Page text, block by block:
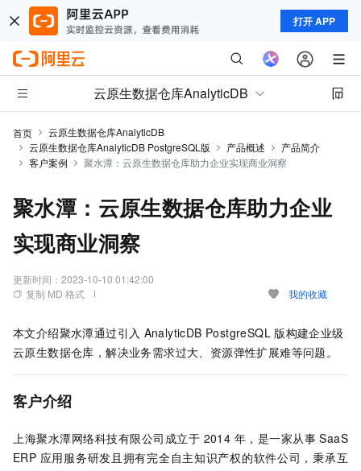
打开 APP
云原生数据仓库AnalyticDB
首页
云原生数据仓库AnalyticDB
云原生数据仓库AnalyticDB PostgreSQL版
产品概述
产品简介
客户案例
聚水潭：云原生数据仓库助力企业实现商业洞察
聚水潭：云原生数据仓库助力企业
实现商业洞察
更新时间： 2023-10-10 01:42:00
复制 MD 格式
我的收藏
本文介绍聚水潭通过引入 AnalyticDB PostgreSQL 版构建企业级
云原生数据仓库，解决业务需求过大、资源弹性扩展难等问题。
客户介绍
上海聚水潭网络科技有限公司成立于 2014 年，是一家从事 SaaS
ERP 应用服务研发且拥有完全自主知识产权的软件公司，秉承互